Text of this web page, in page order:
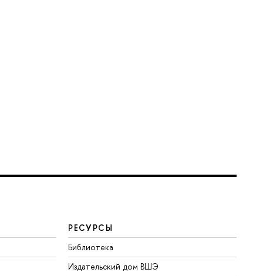
РЕСУРСЫ
Библиотека
Издательский дом ВШЭ